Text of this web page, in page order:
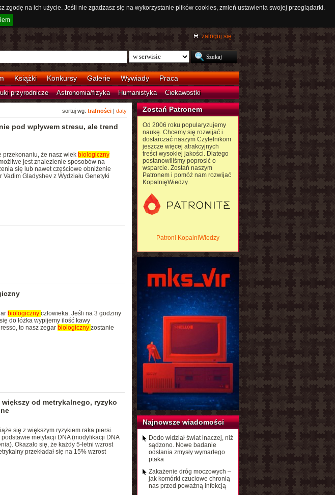
na ich użycie. Jeśli nie zgadzasz się na wykorzystanie plików cookies, zmień ustawienia swojej przeglądarki.
zaloguj się
Książki Konkursy Galerie Wywiady Praca
przyrodnicze Astronomia/fizyka Humanistyka Ciekawostki
sortuj wg: trafności| daty
pod wpływem stresu, ale trend
przekonaniu, że nasz wiek biologiczny
jest znalezienie sposobów na
się lub nawet częściowe obniżenie
Gladyshev z Wydziału Genetyki
biologiczny człowieka. Jeśli na 3 godziny
do łóżka wypijemy ilość kawy
to nasz zegar biologiczny zostanie
większy od metrykalnego, ryzyko
się z większym ryzykiem raka piersi.
metylacji DNA (modyfikacji DNA
Okazało się, że każdy 5-letni wzrost
przekładał się na 15% wzrost
Zostań Patronem
Od 2006 roku popularyzujemy
naukę. Chcemy się rozwijać i
dostarczać naszym Czytelnikom
jeszcze więcej atrakcyjnych
treści wysokiej jakości. Dlatego
postanowiliśmy poprosić o
wsparcie. Zostań naszym
Patronem i pomóż nam rozwijać
KopalnięWiedzy.
Patroni KopalniWiedzy
Najnowsze wiadomości
Dodo widział świat inaczej, niż
sądzono. Nowe badanie
odsłania zmysły wymarłego
ptaka
Zakażenie dróg moczowych –
jak komórki czuciowe chronią
nas przed poważną infekcją